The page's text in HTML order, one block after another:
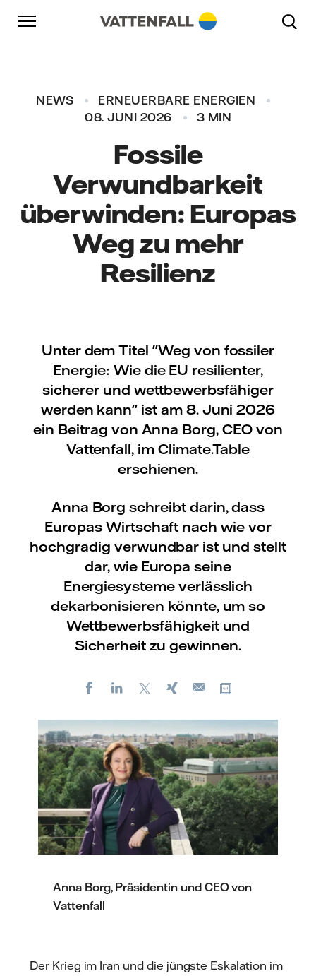
Überspringen
Zurück zur Hauptnavigation
Gehe zur Fußzeile
NEWS
ERNEUERBARE ENERGIEN
08. JUNI 2026
3 MIN
Fossile
Verwundbarkeit
überwinden: Europas
Weg zu mehr
Resilienz
Unter dem Titel "Weg von fossiler
Energie: Wie die EU resilienter,
sicherer und wettbewerbsfähiger
werden kann" ist am 8. Juni 2026
ein Beitrag von Anna Borg, CEO von
Vattenfall, im Climate.Table
erschienen.
Anna Borg schreibt darin, dass
Europas Wirtschaft nach wie vor
hochgradig verwundbar ist und stellt
dar, wie Europa seine
Energiesysteme verlässlich
dekarbonisieren könnte, um so
Wettbewerbsfähigkeit und
Sicherheit zu gewinnen.
FacebookLinkedIn Xing
E-
Anna Borg, Präsidentin und CEO von
Vattenfall
Der Krieg im Iran und die jüngste Eskalation im
Zurück zur Hauptnavigation